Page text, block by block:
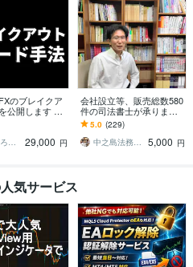
のブレイクア
公開します 相
値更新で仕掛
トレード手法
かんたろう＠かんたんFX
29,000 円
会社設立等、販売総数580
件の司法書士が承ります 3
65日、設立日を選べるよ
うになりました！
5.0 (229)
中之島法務事務所
5,000 円
気サービス